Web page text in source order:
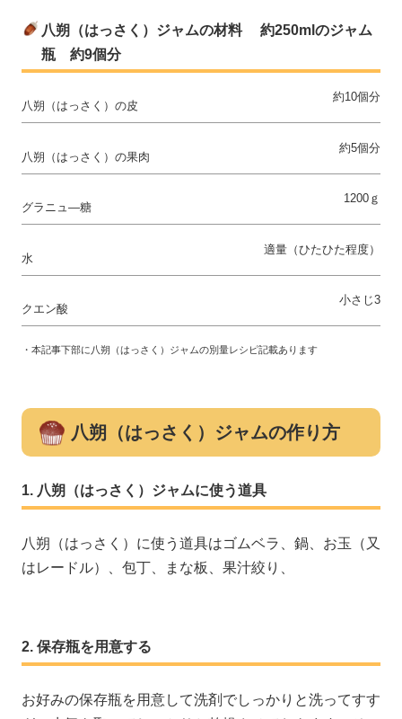
八朔（はっさく）ジャムの材料 約250mlのジャム
瓶 約9個分
八朔（はっさく）の皮
約10個分
八朔（はっさく）の果肉
約5個分
グラニュ―糖
1200ｇ
水
適量（ひたひた程度）
クエン酸
小さじ3
・本記事下部に八朔（はっさく）ジャムの別量レシピ記載あります
八朔（はっさく）ジャムの作り方
八朔（はっさく）ジャムに使う道具
八朔（はっさく）に使う道具はゴムベラ、鍋、お玉（又
はレードル）、包丁、まな板、果汁絞り、
保存瓶を用意する
お好みの保存瓶を用意して洗剤でしっかりと洗ってすす